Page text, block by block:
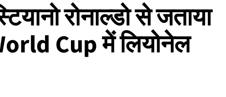
रोनाल्डो से जताया
Cup में लियोनेल